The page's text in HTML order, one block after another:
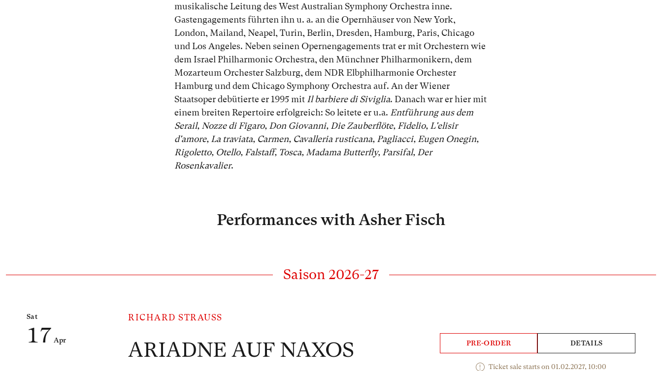
musikalische Leitung des West Australian Symphony Orchestra inne.
Gastengagements führten ihn u. a. an die Opernhäuser von New York,
London, Mailand, Neapel, Turin, Berlin, Dresden, Hamburg, Paris, Chicago
und Los Angeles. Neben seinen Opernengagements trat er mit Orchestern wie
dem Israel Philharmonic Orchestra, den Münchner Philharmonikern, dem
Mozarteum Orchester Salzburg, dem NDR Elbphilharmonie Orchester
Hamburg und dem Chicago Symphony Orchestra auf. An der Wiener
Staatsoper debütierte er 1995 mit Il barbiere di Siviglia. Danach war er hier mit
einem breiten Repertoire erfolgreich: So leitete er u.a. Entführung aus dem
Serail, Nozze di Figaro, Don Giovanni, Die Zauberflöte, Fidelio, L'elisir
d'amore, La traviata, Carmen, Cavalleria rusticana, Pagliacci, Eugen Onegin,
Rigoletto, Otello, Falstaff, Tosca, Madama Butterfly, Parsifal, Der
Rosenkavalier.
Performances with Asher Fisch
Saison 2026-27
Sat
17 Apr
RICHARD STRAUSS
ARIADNE AUF NAXOS PRE-ORDER DETAILS
Ticket sale starts on 01.02.2027, 10:00